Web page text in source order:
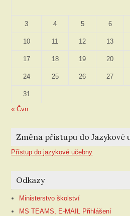
3 4 5 6
10 11 12 13
17 18 19 20
24 25 26 27
31
« Čvn
Změna přístupu do Jazykové
Přístup do jazykové učebny
Odkazy
Ministerstvo školství
MS TEAMS, E-MAIL Přihlášení